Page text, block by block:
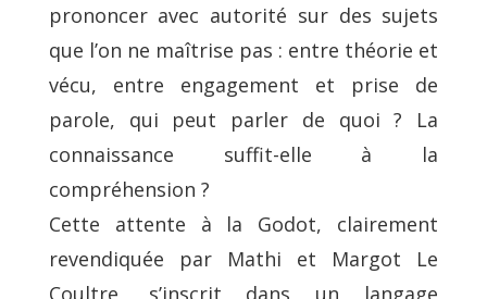
prononcer avec autorité sur des sujets
que l’on ne maîtrise pas : entre théorie et
vécu, entre engagement et prise de
parole, qui peut parler de quoi ? La
connaissance suffit-elle à la
compréhension ?
Cette attente à la Godot, clairement
revendiquée par Mathi et Margot Le
Coultre, s’inscrit dans un langage